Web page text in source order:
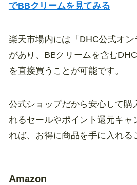
でBBクリームを見てみる
楽天市場内には「DHC公式オン
があり、BBクリームを含む
を直接買うことが可能です。
公式ショップだから安心して購
れるセールやポイント還元キャ
れば、お得に商品を手に入れる
Amazon